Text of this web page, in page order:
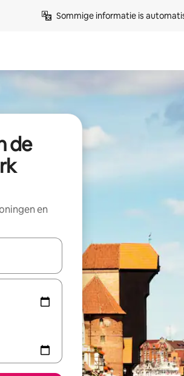
Sommige informatie is
de
en
maak je een keuze met je de